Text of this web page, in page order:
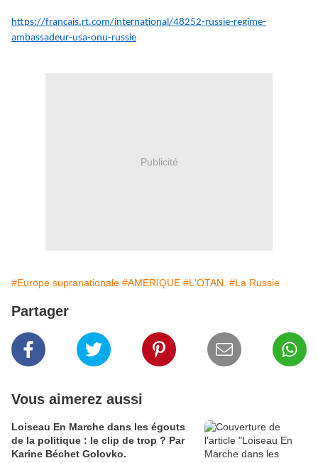
https://francais.rt.com/international/48252-russie-regime-
ambassadeur-usa-onu-russie
Publicité
#Europe supranationale #AMERIQUE #L'OTAN. #La Russie
Partager
Vous aimerez aussi
Loiseau En Marche dans les égouts
de la politique : le clip de trop ? Par
Karine Béchet Golovko.